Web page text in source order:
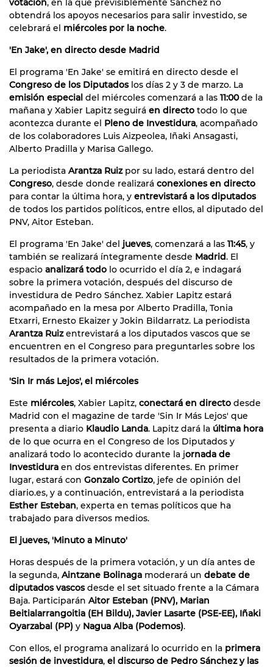
votación, en la que previsiblemente Sánchez no
obtendrá los apoyos necesarios para salir investido, se
celebrará el miércoles por la noche.
'En Jake', en directo desde Madrid
El programa 'En Jake' se emitirá en directo desde el
Congreso de los Diputadoslos días 2 y 3 de marzo. La
emisión especial del miércoles comenzará a las 11:00de la
mañana y Xabier Lapitz seguirá en directo todo lo que
acontezca durante el Pleno de Investidura, acompañado
de los colaboradores Luis Aizpeolea, Iñaki Ansagasti,
Alberto Pradilla y Marisa Gallego.
La periodista Arantza Ruizpor su lado, estará dentro del
Congreso, desde donde realizará conexiones en directo
para contar la última hora, y entrevistará a los diputados
de todos los partidos políticos, entre ellos, al diputado del
PNV, Aitor Esteban.
El programa 'En Jake' del jueves, comenzará a las 11:45, y
también se realizará íntegramente desde Madrid. El
espacio analizará todo lo ocurrido el día 2, e indagará
sobre la primera votación, después del discurso de
investidura de Pedro Sánchez. Xabier Lapitz estará
acompañado en la mesa por Alberto Pradilla, Tonia
Etxarri, Ernesto Ekaizer y Jokin Bildarratz. La periodista
Arantza Ruizentrevistará a los diputados vascos que se
encuentren en el Congreso para preguntarles sobre los
resultados de la primera votación.
'Sin Ir más Lejos', el miércoles
Este miércoles, Xabier Lapitz, conectará en directo desde
Madrid con el magazine de tarde 'Sin Ir Más Lejos' que
presenta a diario Klaudio Landa. Lapitz dará la última hora
de lo que ocurra en el Congreso de los Diputados y
analizará todo lo acontecido durante la jornada de
Investidura en dos entrevistas diferentes. En primer
lugar, estará con Gonzalo Cortizo, jefe de opinión del
diario.es, y a continuación, entrevistará a la periodista
Esther Esteban, experta en temas políticos que ha
trabajado para diversos medios.
El jueves, 'Minuto a Minuto'
Horas después de la primera votación, y un día antes de
la segunda, Aintzane Bolinaga moderará un debate de
diputados vascosdesde el set situado frente a la Cámara
Baja. Participarán Aitor Esteban (PNV), Marian
Beitialarrangoitia (EH Bildu), Javier Lasarte (PSE-EE), Iñaki
Oyarzabal (PP) y Nagua Alba (Podemos).
Con ellos, el programa analizará lo ocurrido en la primera
sesión de investidura, el discurso de Pedro Sánchez y las